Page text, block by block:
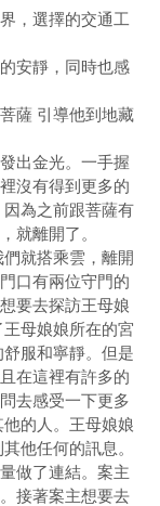
，選擇的交通工
安靜，同時也感
薩 引導他到地藏
出金光。一手握
沒有得到更多的
為之前跟菩薩有
就離開了。
就搭乘雲，離開
口有兩位守門的
要去探訪王母娘
母娘娘所在的宮
服和寧靜。但是
在這裡有許多的
去感受一下更多
的人。王母娘娘
他任何的訊息。
做了連結。案主
接著案主想要去